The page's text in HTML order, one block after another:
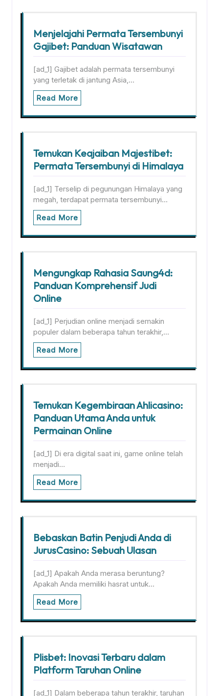
Menjelajahi Permata Tersembunyi
Gajibet: Panduan Wisatawan
[ad_1] Gajibet adalah permata tersembunyi
yang terletak di jantung Asia,…
Read More
Temukan Keajaiban Majestibet:
Permata Tersembunyi di Himalaya
[ad_1] Terselip di pegunungan Himalaya yang
megah, terdapat permata tersembunyi…
Read More
Mengungkap Rahasia Saung4d:
Panduan Komprehensif Judi
Online
[ad_1] Perjudian online menjadi semakin
populer dalam beberapa tahun terakhir,…
Read More
Temukan Kegembiraan Ahlicasino:
Panduan Utama Anda untuk
Permainan Online
[ad_1] Di era digital saat ini, game online telah
menjadi…
Read More
Bebaskan Batin Penjudi Anda di
JurusCasino: Sebuah Ulasan
[ad_1] Apakah Anda merasa beruntung?
Apakah Anda memiliki hasrat untuk…
Read More
Plisbet: Inovasi Terbaru dalam
Platform Taruhan Online
[ad_1] Dalam beberapa tahun terakhir, taruhan